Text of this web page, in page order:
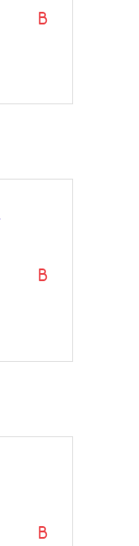
B
B
B